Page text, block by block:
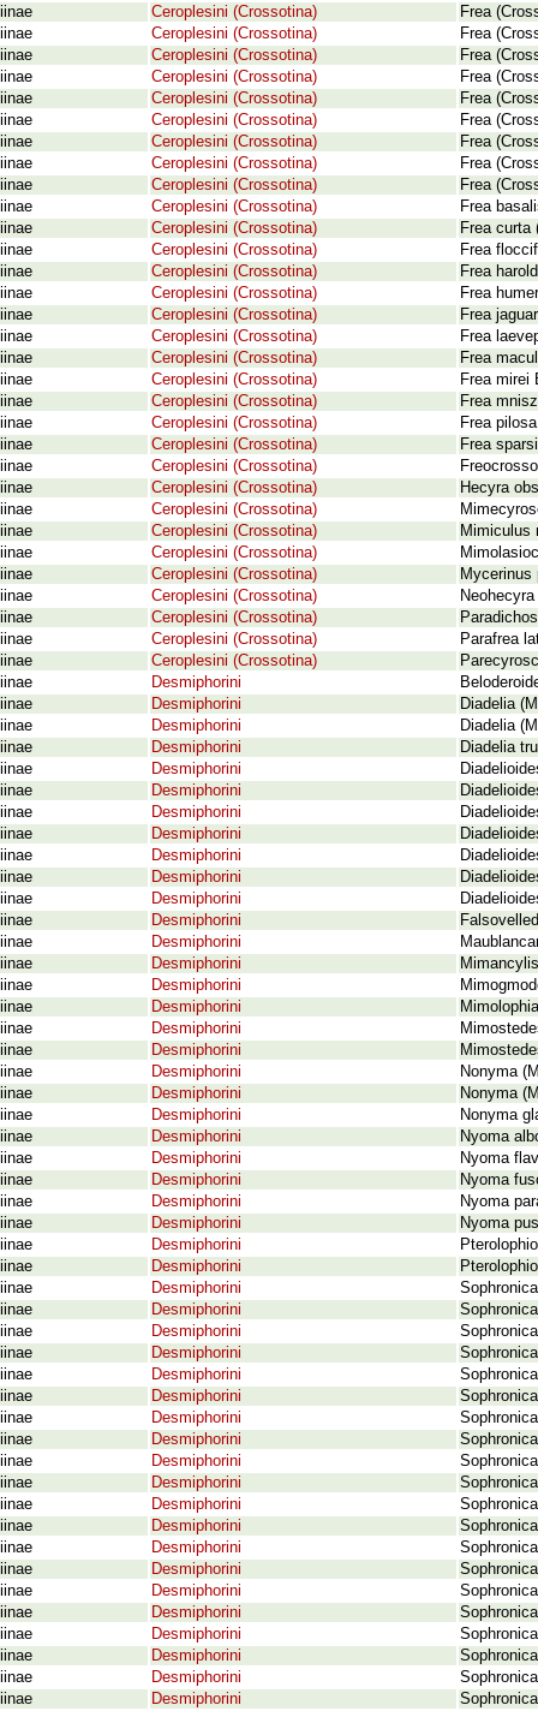
Ceroplesini (Crossotina)
Frea
Ceroplesini (Crossotina)
Frea
Ceroplesini (Crossotina)
Frea
Ceroplesini (Crossotina)
Frea
Ceroplesini (Crossotina)
Frea
Ceroplesini (Crossotina)
Frea
Ceroplesini (Crossotina)
Frea
Ceroplesini (Crossotina)
Frea
Ceroplesini (Crossotina)
Frea
Ceroplesini (Crossotina)
Frea
Ceroplesini (Crossotina)
Frea curta
Ceroplesini (Crossotina)
Frea
Ceroplesini (Crossotina)
Frea
Ceroplesini (Crossotina)
Frea
Ceroplesini (Crossotina)
Frea
Ceroplesini (Crossotina)
Frea
Ceroplesini (Crossotina)
Frea
Ceroplesini (Crossotina)
Frea mirei
Ceroplesini (Crossotina)
Frea
Ceroplesini (Crossotina)
Frea
Ceroplesini (Crossotina)
Frea
Ceroplesini (Crossotina)
Ceroplesini (Crossotina)
Hecyra
Ceroplesini (Crossotina)
Ceroplesini (Crossotina)
Mimiculus
Ceroplesini (Crossotina)
Ceroplesini (Crossotina)
Mycerinus
Ceroplesini (Crossotina)
Ceroplesini (Crossotina)
Ceroplesini (Crossotina)
Parafrea
Ceroplesini (Crossotina)
Desmiphorini
Desmiphorini
Diadelia
Desmiphorini
Diadelia
Desmiphorini
Diadelia
Desmiphorini
Desmiphorini
Desmiphorini
Desmiphorini
Desmiphorini
Desmiphorini
Desmiphorini
Desmiphorini
Desmiphorini
Desmiphorini
Desmiphorini
Desmiphorini
Desmiphorini
Desmiphorini
Desmiphorini
Nonyma
Desmiphorini
Nonyma
Desmiphorini
Nonyma
Desmiphorini
Nyoma
Desmiphorini
Nyoma
Desmiphorini
Nyoma
Desmiphorini
Nyoma
Desmiphorini
Nyoma
Desmiphorini
Desmiphorini
Desmiphorini
Desmiphorini
Desmiphorini
Desmiphorini
Desmiphorini
Desmiphorini
Desmiphorini
Desmiphorini
Desmiphorini
Desmiphorini
Desmiphorini
Desmiphorini
Desmiphorini
Desmiphorini
Desmiphorini
Desmiphorini
Desmiphorini
Desmiphorini
Desmiphorini
Desmiphorini